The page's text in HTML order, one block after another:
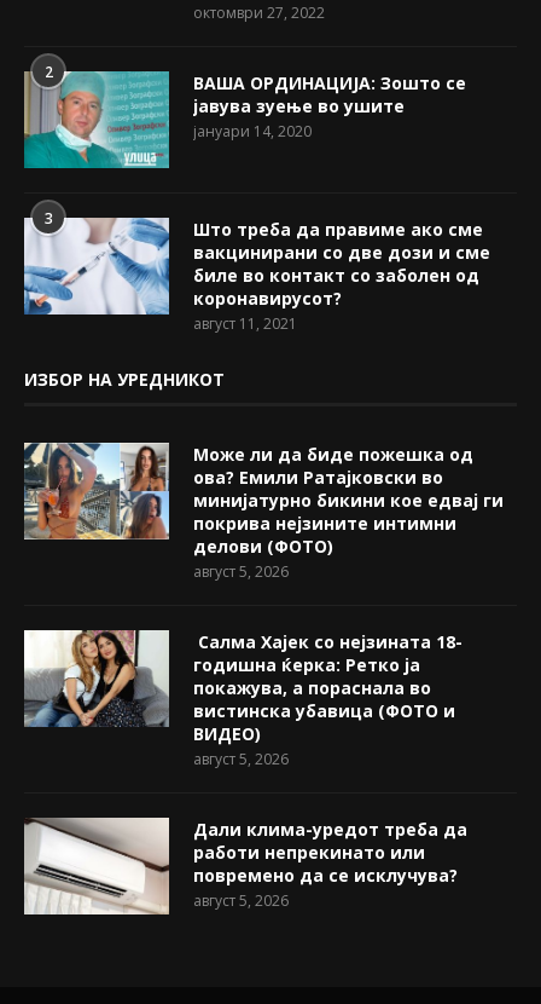
октомври 27, 2022
2
ВАША ОРДИНАЦИЈА: Зошто се
јавува зуење во ушите
јануари 14, 2020
3
Што треба да правиме ако сме
вакцинирани со две дози и сме
биле во контакт со заболен од
коронавирусот?
август 11, 2021
ИЗБОР НА УРЕДНИКОТ
Може ли да биде пожешкa од
ова? Емили Ратајковски во
минијатурно бикини кое едвај ги
покрива нејзините интимни
делови (ФОТО)
август 5, 2026
Салма Хајек со нејзината 18-
годишна ќерка: Ретко ја
покажува, a пораснала во
вистинска убавица (ФОТО и
ВИДЕО)
август 5, 2026
Дали клима-уредот треба да
работи непрекинато или
повремено да се исклучува?
август 5, 2026